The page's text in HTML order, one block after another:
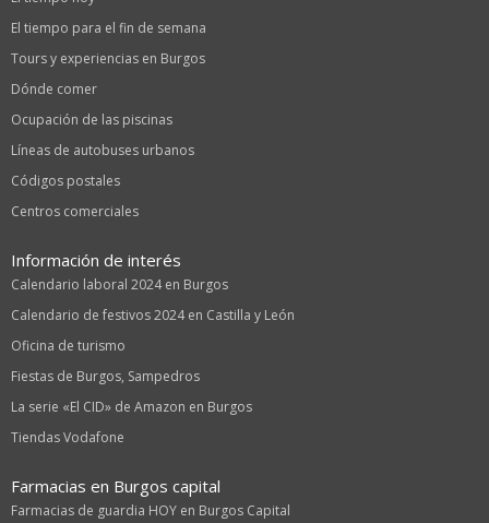
El tiempo para el fin de semana
Tours y experiencias en Burgos
Dónde comer
Ocupación de las piscinas
Líneas de autobuses urbanos
Códigos postales
Centros comerciales
Información de interés
Calendario laboral 2024 en Burgos
Calendario de festivos 2024 en Castilla y León
Oficina de turismo
Fiestas de Burgos, Sampedros
La serie «El CID» de Amazon en Burgos
Tiendas Vodafone
Farmacias en Burgos capital
Farmacias de guardia HOY en Burgos Capital